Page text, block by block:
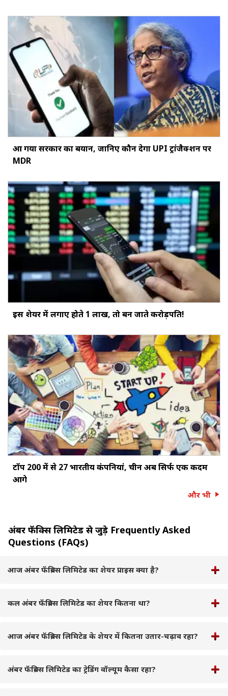
आ गया सरकार का बयान, जानिए कौन देगा UPI ट्रांजैक्शन पर
MDR
इस शेयर में लगाए होते ₹1 लाख, तो बन जाते करोड़पति!
टॉप 200 में से 27 भारतीय कंपनियां, चीन अब सिर्फ एक कदम
आगे
और भी
अंबर फॅब्रिक्स लिमिटेड से जुड़े Frequently Asked
Questions (FAQs)
आज अंबर फॅब्रिक्स लिमिटेड का शेयर प्राइस क्या है?
कल अंबर फॅब्रिक्स लिमिटेड का शेयर कितना था?
आज अंबर फॅब्रिक्स लिमिटेड के शेयर में कितना उतार-चढ़ाव रहा?
अंबर फॅब्रिक्स लिमिटेड का ट्रेडिंग वॉल्यूम कैसा रहा?